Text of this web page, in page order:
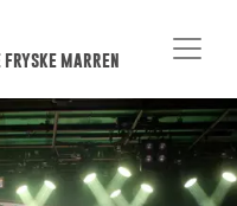
fryske marren